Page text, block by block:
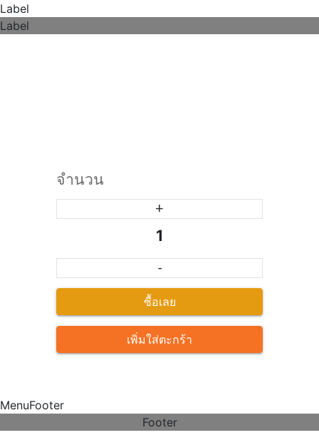
Label
Label
จำนวน
+
1
-
ซื้อเลย
เพิ่มใส่ตะกร้า
MenuFooter
Footer